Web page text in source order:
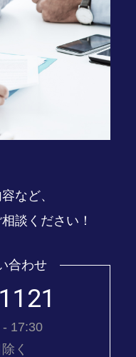
など、
談ください！
合わせ
17:30
く